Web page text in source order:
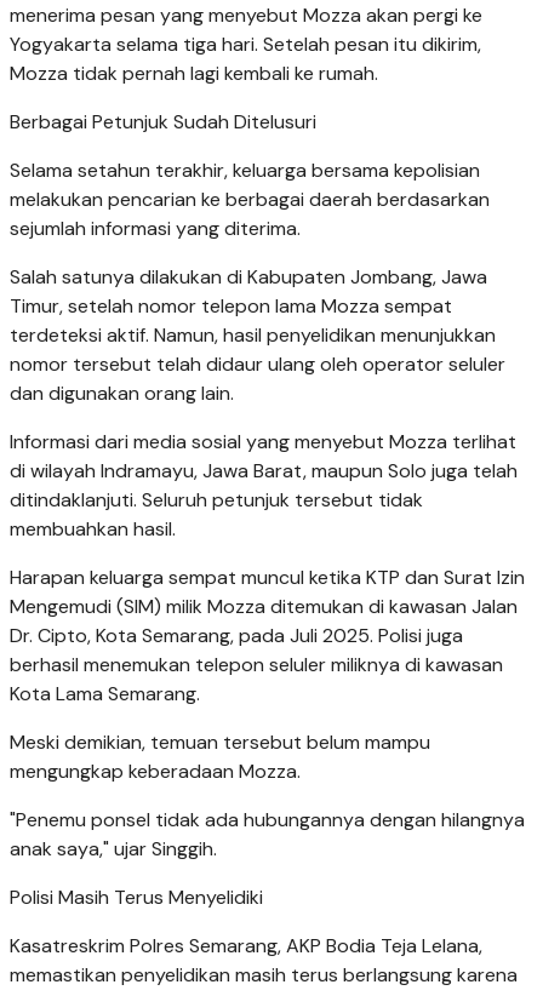
menerima pesan yang menyebut Mozza akan pergi ke
Yogyakarta selama tiga hari. Setelah pesan itu dikirim,
Mozza tidak pernah lagi kembali ke rumah.
Berbagai Petunjuk Sudah Ditelusuri
Selama setahun terakhir, keluarga bersama kepolisian
melakukan pencarian ke berbagai daerah berdasarkan
sejumlah informasi yang diterima.
Salah satunya dilakukan di Kabupaten Jombang, Jawa
Timur, setelah nomor telepon lama Mozza sempat
terdeteksi aktif. Namun, hasil penyelidikan menunjukkan
nomor tersebut telah didaur ulang oleh operator seluler
dan digunakan orang lain.
Informasi dari media sosial yang menyebut Mozza terlihat
di wilayah Indramayu, Jawa Barat, maupun Solo juga telah
ditindaklanjuti. Seluruh petunjuk tersebut tidak
membuahkan hasil.
Harapan keluarga sempat muncul ketika KTP dan Surat Izin
Mengemudi (SIM) milik Mozza ditemukan di kawasan Jalan
Dr. Cipto, Kota Semarang, pada Juli 2025. Polisi juga
berhasil menemukan telepon seluler miliknya di kawasan
Kota Lama Semarang.
Meski demikian, temuan tersebut belum mampu
mengungkap keberadaan Mozza.
"Penemu ponsel tidak ada hubungannya dengan hilangnya
anak saya," ujar Singgih.
Polisi Masih Terus Menyelidiki
Kasatreskrim Polres Semarang, AKP Bodia Teja Lelana,
memastikan penyelidikan masih terus berlangsung karena